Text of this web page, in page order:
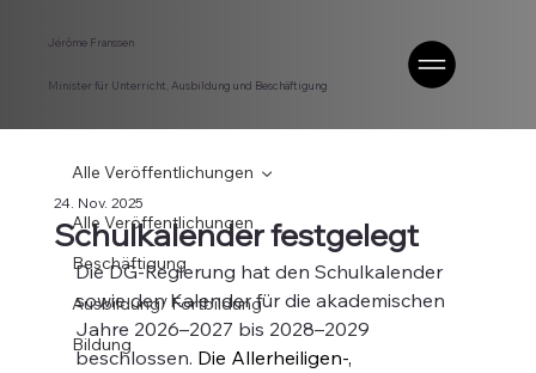
Minister für Unterricht, Ausbildung und Beschäftigung
Jérôme Franssen
Alle Veröffentlichungen
Beschäftigung
Ausbildung/ Fortbildung
Bildung
Alle Veröffentlichungen
Schulkalender festgelegt
24. Nov. 2025
Die DG-Regierung hat den Schulkalender
sowie den Kalender für die akademischen
Jahre 2026–2027 bis 2028–2029
beschlossen. Die Allerheiligen-,